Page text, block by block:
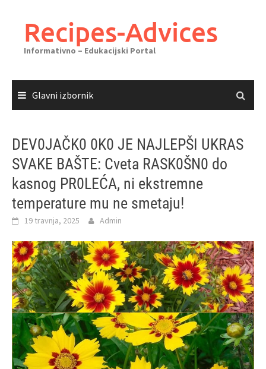
sadržajaRecipes-Advices
Informativno – Edukacijski Portal
Glavni izbornik
DEV0JAČK0 0K0 JE NAJLEPŠI UKRAS
SVAKE BAŠTE: Cveta RASK0ŠN0 do
kasnog PR0LEĆA, ni ekstremne
temperature mu ne smetaju!
19 travnja, 2025 Admin